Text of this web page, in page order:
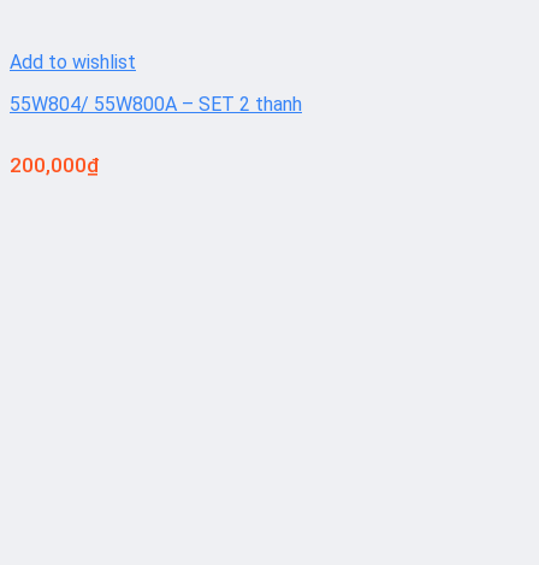
Add to wishlist
55W804/ 55W800A – SET 2 thanh
200,000₫